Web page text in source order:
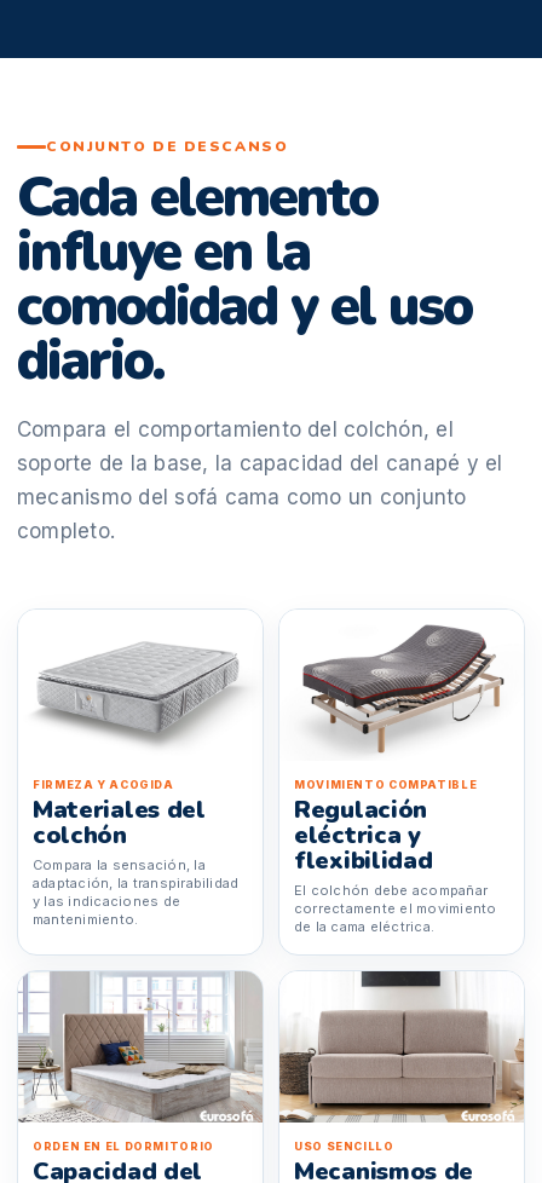
CONJUNTO DE DESCANSO
Cada elemento
influye en la
comodidad y el uso
diario.
Compara el comportamiento del colchón, el
soporte de la base, la capacidad del canapé y el
mecanismo del sofá cama como un conjunto
completo.
FIRMEZA Y ACOGIDA
Materiales del
colchón
Compara la sensación, la
adaptación, la transpirabilidad
y las indicaciones de
mantenimiento.
MOVIMIENTO COMPATIBLE
Regulación
eléctrica y
flexibilidad
El colchón debe acompañar
correctamente el movimiento
de la cama eléctrica.
ORDEN EN EL DORMITORIO
Capacidad del
USO SENCILLO
Mecanismos de